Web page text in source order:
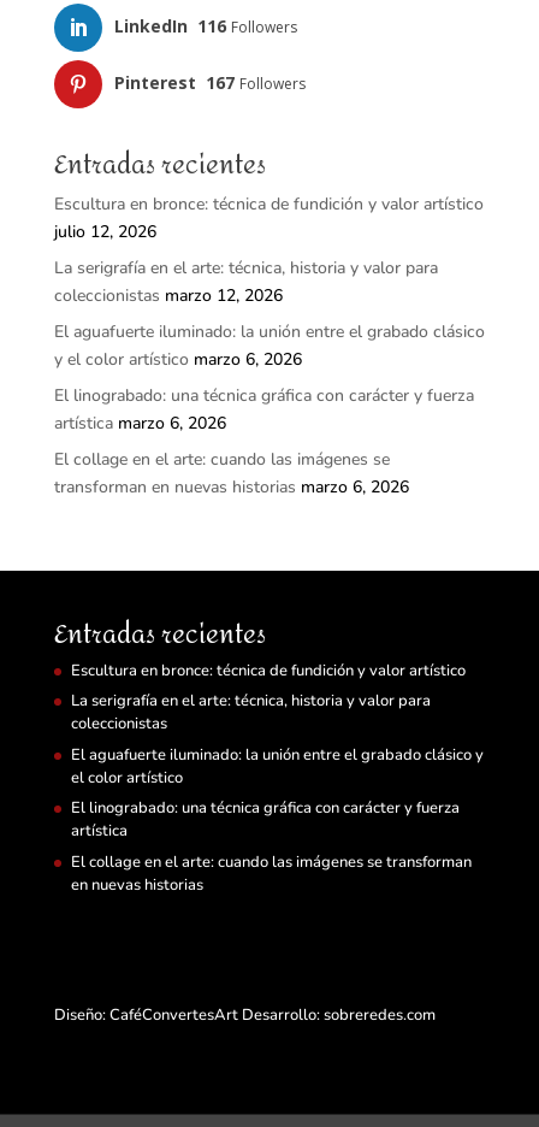
LinkedIn 116 Followers
Pinterest 167 Followers
Entradas recientes
Escultura en bronce: técnica de fundición y valor artístico
julio 12, 2026
La serigrafía en el arte: técnica, historia y valor para
coleccionistas marzo 12, 2026
El aguafuerte iluminado: la unión entre el grabado clásico
y el color artístico marzo 6, 2026
El linograbado: una técnica gráfica con carácter y fuerza
artística marzo 6, 2026
El collage en el arte: cuando las imágenes se
transforman en nuevas historias marzo 6, 2026
Entradas recientes
Escultura en bronce: técnica de fundición y valor artístico
La serigrafía en el arte: técnica, historia y valor para
coleccionistas
El aguafuerte iluminado: la unión entre el grabado clásico y
el color artístico
El linograbado: una técnica gráfica con carácter y fuerza
artística
El collage en el arte: cuando las imágenes se transforman
en nuevas historias
Diseño: CaféConvertesArt Desarrollo:sobreredes.com